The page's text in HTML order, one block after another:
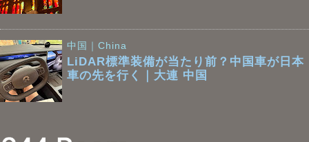
中国｜China
LiDAR標準装備が当たり前？中国車が日本
車の先を行く｜大連 中国